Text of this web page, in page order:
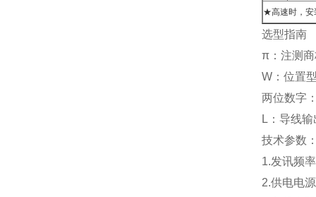
★高速时，安
选型指南
π：注测
W：位置
两位数字
L：导线
技术参数
1.发讯频
2.供电电